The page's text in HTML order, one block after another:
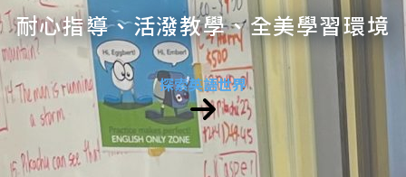
耐心指導、活潑教學、全美學習環境
探索英語世界